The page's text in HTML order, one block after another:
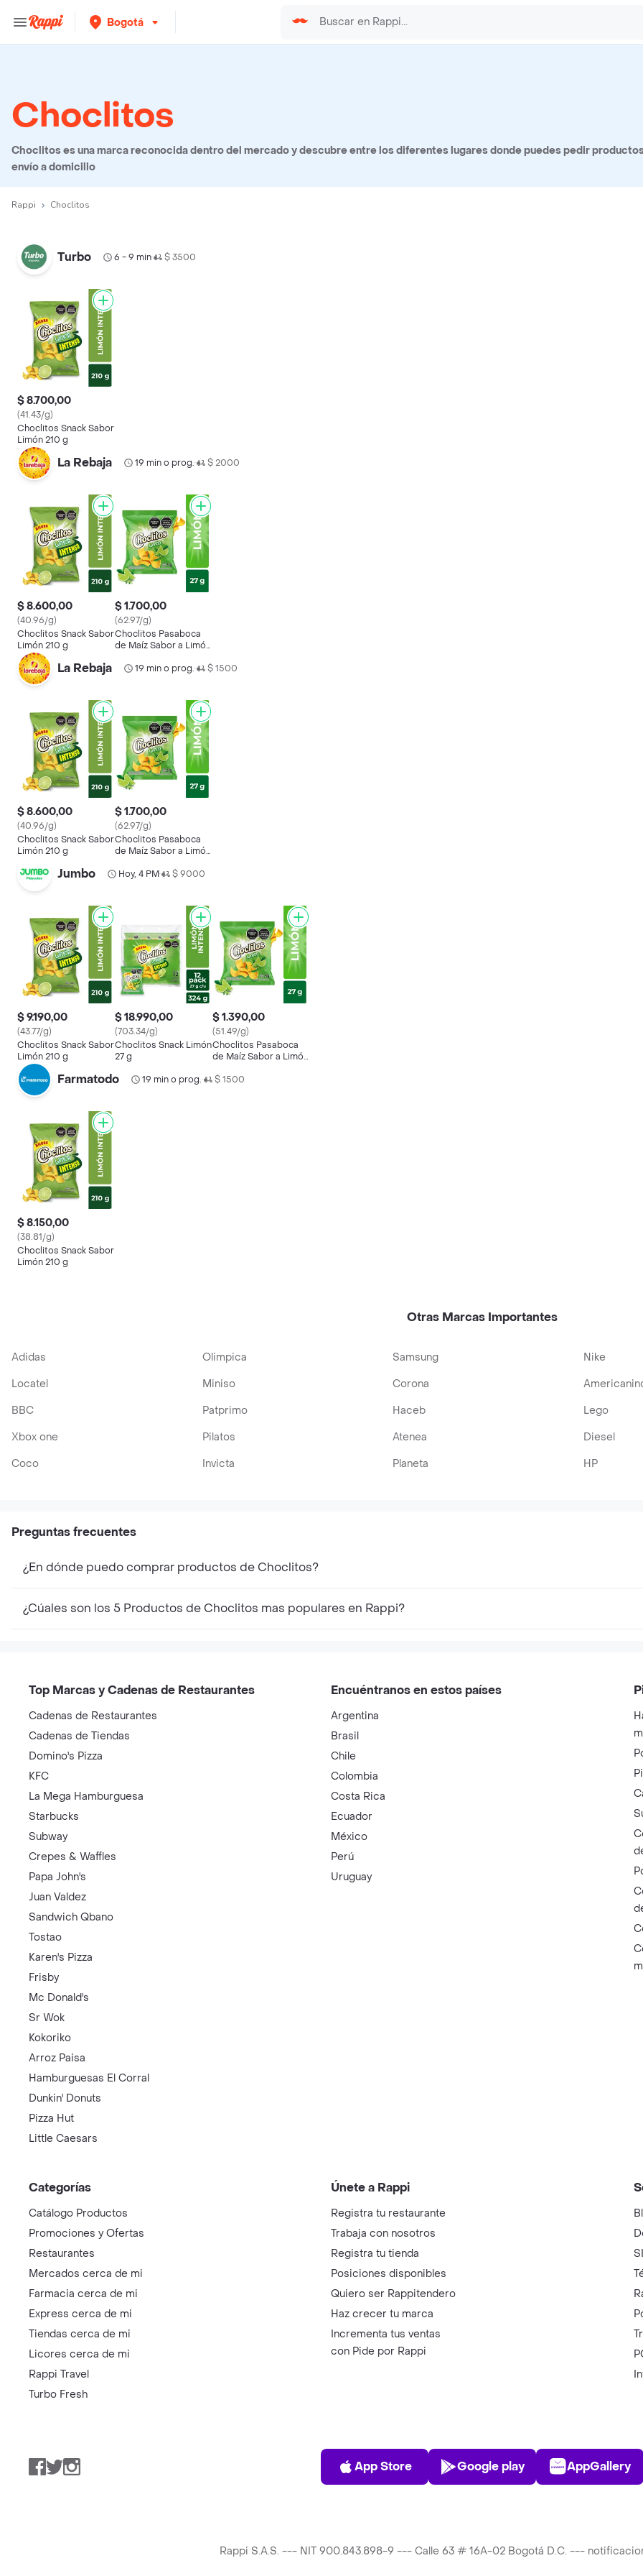
Bogotá
Choclitos
Choclitos es una marca reconocida dentro del mercado y descubre entre los diferentes lugares donde puedes pedir
envío a domicilio
Rappi Choclitos
Turbo 6 - 9 min• $ 3500
$ 8.700,00
(41.43/g)
Choclitos Snack Sabor
Limón 210 g
La Rebaja 19 min o prog.• $ 2000
$ 8.600,00
(40.96/g)
Choclitos Snack Sabor
Limón 210 g
$ 1.700,00
(62.97/g)
Choclitos Pasaboca
de Maíz Sabor a Limón
La Rebaja 19 min o prog.• $ 1500
$ 8.600,00
(40.96/g)
Choclitos Snack Sabor
Limón 210 g
$ 1.700,00
(62.97/g)
Choclitos Pasaboca
de Maíz Sabor a Limón
Jumbo Hoy, 4 PM• $ 9000
$ 9.190,00
(43.77/g)
Choclitos Snack Sabor
Limón 210 g
$ 18.990,00
(703.34/g)
Choclitos Snack Limón
27 g
$ 1.390,00
(51.49/g)
Choclitos Pasaboca
de Maíz Sabor a Limón
Farmatodo 19 min o prog.• $ 1500
$ 8.150,00
(38.81/g)
Choclitos Snack Sabor
Limón 210 g
Otras Marcas Importantes
Adidas Olimpica Samsung Nike
Locatel
Miniso Corona
BBC
Patprimo Haceb Lego
Xbox one
Pilatos Atenea Diesel
Coco
Invicta Planeta HP
Preguntas frecuentes
¿En dónde puedo comprar productos de Choclitos?
¿Cúales son los 5 Productos de Choclitos mas populares en Rappi?
Top Marcas y Cadenas de Restaurantes
Cadenas de Restaurantes
Cadenas de Tiendas
Domino's Pizza
KFC
La Mega Hamburguesa
Starbucks
Subway
Crepes & Waffles
Papa John's
Juan Valdez
Sandwich Qbano
Tostao
Karen's Pizza
Frisby
Mc Donald's
Sr Wok
Kokoriko
Arroz Paisa
Hamburguesas El Corral
Dunkin' Donuts
Pizza Hut
Little Caesars
Encuéntranos en estos países
Argentina
Brasil
Chile
Colombia
Costa Rica
Ecuador
México
Perú
Uruguay
Categorías
Catálogo Productos
Promociones y Ofertas
Restaurantes
Mercados cerca de mi
Farmacia cerca de mi
Express cerca de mi
Tiendas cerca de mi
Licores cerca de mi
Rappi Travel
Turbo Fresh
Únete a Rappi
Registra tu restaurante
Trabaja con nosotros
Registra tu tienda
Posiciones disponibles
Quiero ser Rappitendero
Haz crecer tu marca
Incrementa tus ventas
con Pide por Rappi
Facebook
TwitterInstagram
App Store
App Store
Play Store
Google play AppGallery
Rappi S.A.S. --- NIT 900.843.898-9 --- Calle 63 # 16A-02 Bogotá D.C. ---